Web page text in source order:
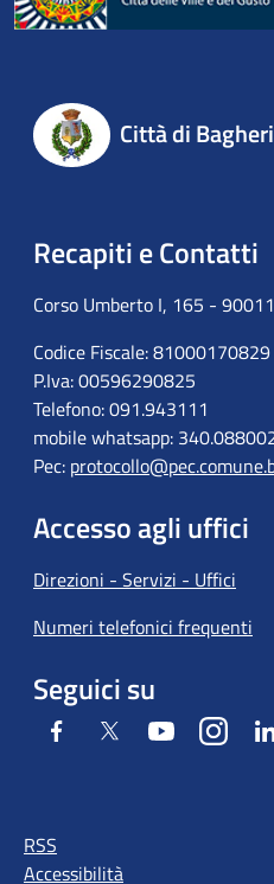
Città di
Recapiti e Contatti
Corso Umberto I, 165 -
Codice Fiscale: 81000170829
P.Iva: 00596290825
Telefono: 091.943111
mobile whatsapp:
Pec:
Accesso agli uffici
Direzioni - Servizi - Uffici
Numeri telefonici frequenti
Seguici su
Facebook Twitter Youtube
RSS
Accessibilità